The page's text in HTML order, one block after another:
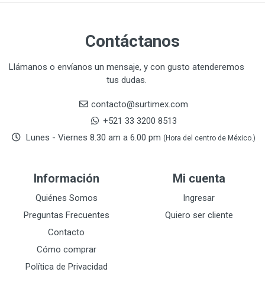
CRAFTSMAN 77
DEWALT ACCESORIOS
DEWALT HTA.MANUAL
DREMEL
E-Z WELD
EATON (COOPER-HARROW HARD)
EATON ROYER
Contáctanos
Llámanos o envíanos un mensaje, y con gusto atenderemos
tus dudas.
contacto@surtimex.com
+521 33 3200 8513
Lunes - Viernes 8.30 am a 6.00 pm (Hora del centro de México.)
Información
Quiénes Somos
Preguntas Frecuentes
Contacto
Cómo comprar
Política de Privacidad
Mi cuenta
Ingresar
Quiero ser cliente